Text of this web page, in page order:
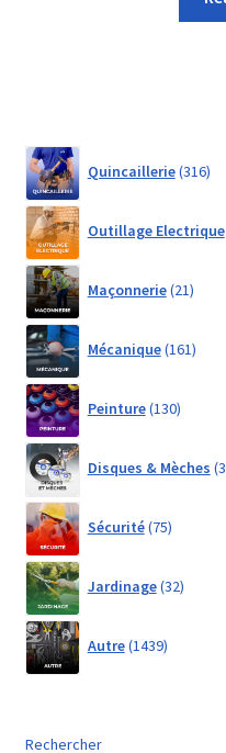
Quincaillerie 316
Outillage Electrique
Maçonnerie 21
Mécanique 161
Peinture 130products
Disques & Mèches
Sécurité 75products
Jardinage 32
Autre 1439products
Rechercher